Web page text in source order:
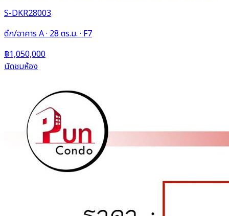
S-DKR28003
ตึก/อาคาร A · 28 ตร.ม. · F7
฿1,050,000
นัดชมห้อง